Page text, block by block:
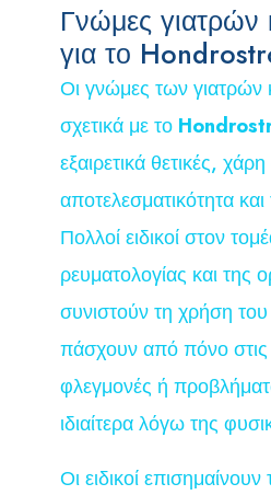
Γνώμες γιατρών
για το
Οι γνώμες των γιατρών
σχετικά με το
εξαιρετικά θετικές,
αποτελεσματικότητα
Πολλοί ειδικοί στον
ρευματολογίας και της
συνιστούν τη χρήση
πάσχουν από πόνο
φλεγμονές ή
ιδιαίτερα λόγω της
Οι ειδικοί επισημαίνουν